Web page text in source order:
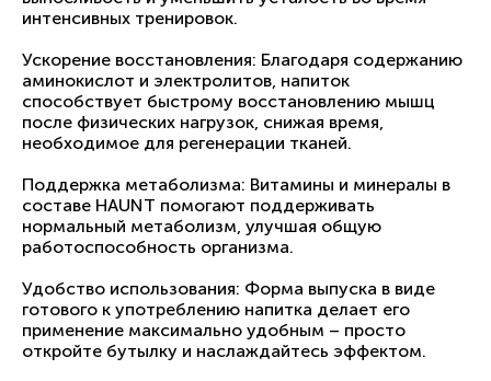
интенсивных тренировок.
Ускорение восстановления: Благодаря содержанию
аминокислот и электролитов, напиток
способствует быстрому восстановлению мышц
после физических нагрузок, снижая время,
необходимое для регенерации тканей.
Поддержка метаболизма: Витамины и минералы в
составе HAUNT помогают поддерживать
нормальный метаболизм, улучшая общую
работоспособность организма.
Удобство использования: Форма выпуска в виде
готового к употреблению напитка делает его
применение максимально удобным – просто
откройте бутылку и наслаждайтесь эффектом.